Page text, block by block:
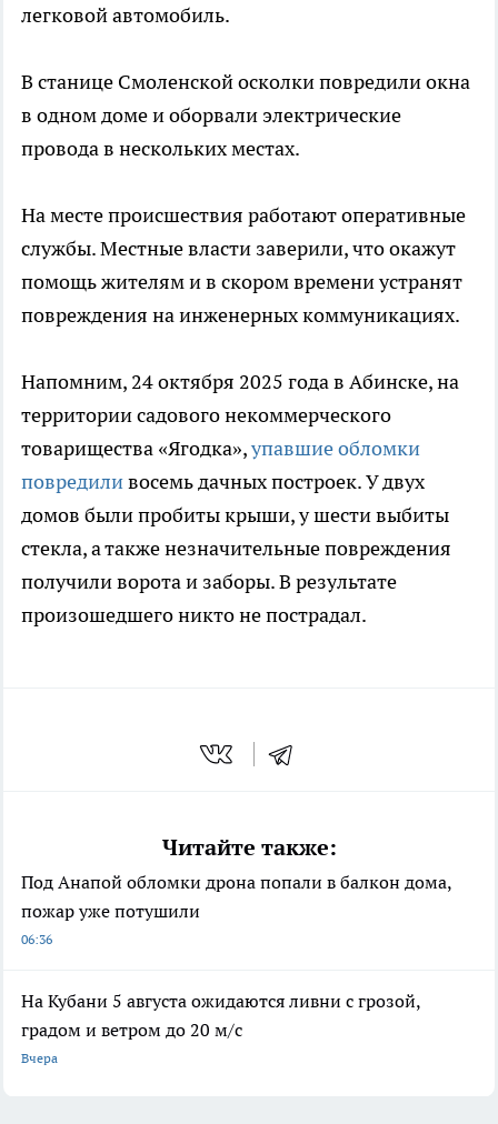
легковой автомобиль.
В станице Смоленской осколки повредили окна
в одном доме и оборвали электрические
провода в нескольких местах.
На месте происшествия работают оперативные
службы. Местные власти заверили, что окажут
помощь жителям и в скором времени устранят
повреждения на инженерных коммуникациях.
Напомним, 24 октября 2025 года в Абинске, на
территории садового некоммерческого
товарищества «Ягодка»,упавшие обломки
повредиливосемь дачных построек. У двух
домов были пробиты крыши, у шести выбиты
стекла, а также незначительные повреждения
получили ворота и заборы. В результате
произошедшего никто не пострадал.
Читайте также:
Под Анапой обломки дрона попали в балкон дома,
пожар уже потушили
06:36
На Кубани 5 августа ожидаются ливни с грозой,
градом и ветром до 20 м/с
Вчера